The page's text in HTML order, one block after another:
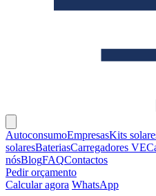
AutoconsumoEmpresasKits
solaresBateriasCarregadores VE
nósBlogFAQContactos
Pedir orçamento
Calcular agora WhatsApp